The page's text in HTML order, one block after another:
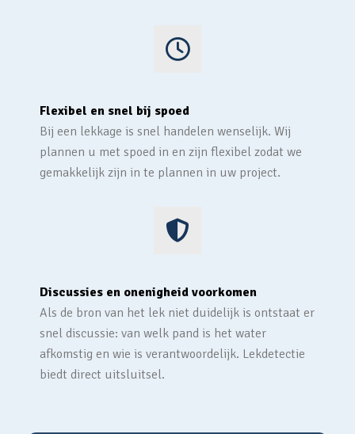
Flexibel en snel bij spoed
Bij een lekkage is snel handelen wenselijk. Wij
plannen u met spoed in en zijn flexibel zodat we
gemakkelijk zijn in te plannen in uw project.
Discussies en onenigheid voorkomen
Als de bron van het lek niet duidelijk is ontstaat er
snel discussie: van welk pand is het water
afkomstig en wie is verantwoordelijk. Lekdetectie
biedt direct uitsluitsel.